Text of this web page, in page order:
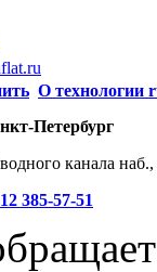
О технологии
Петербург
канала
385-57-51